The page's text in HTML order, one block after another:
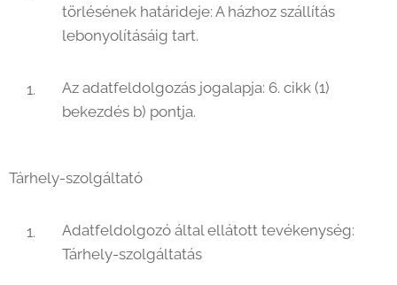
törlésének határideje: A házhoz szállítás
lebonyolításáig tart.
Az adatfeldolgozás jogalapja: 6. cikk (1)
bekezdés b) pontja.
Tárhely-szolgáltató
Adatfeldolgozó által ellátott tevékenység:
Tárhely-szolgáltatás